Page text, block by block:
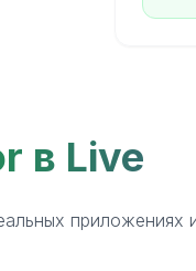
в Live
приложениях